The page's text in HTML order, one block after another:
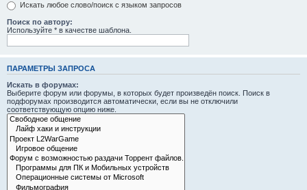
Искать любое слово/поиск с языком запросов
Поиск по автору:
Используйте * в качестве шаблона.
ПАРАМЕТРЫ ЗАПРОСА
Искать в форумах:
Выберите форум или форумы, в которых будет произведён поиск. Поиск в
подфорумах производится автоматически, если вы не отключили
соответствующую опцию ниже.